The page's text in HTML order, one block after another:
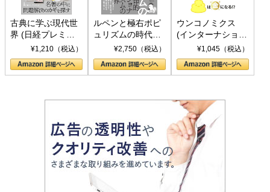
古典に学ぶ現代世
界 (日経プレミア
シリーズ)¥1,210（税込）
ルペンと極右ポピ
ュリズムの時代：
〈ヤヌス〉の二つ
の顔
¥2,750（税込）
ウンコノミクス
(インターナショナ
ル新書)¥1,045（税込）